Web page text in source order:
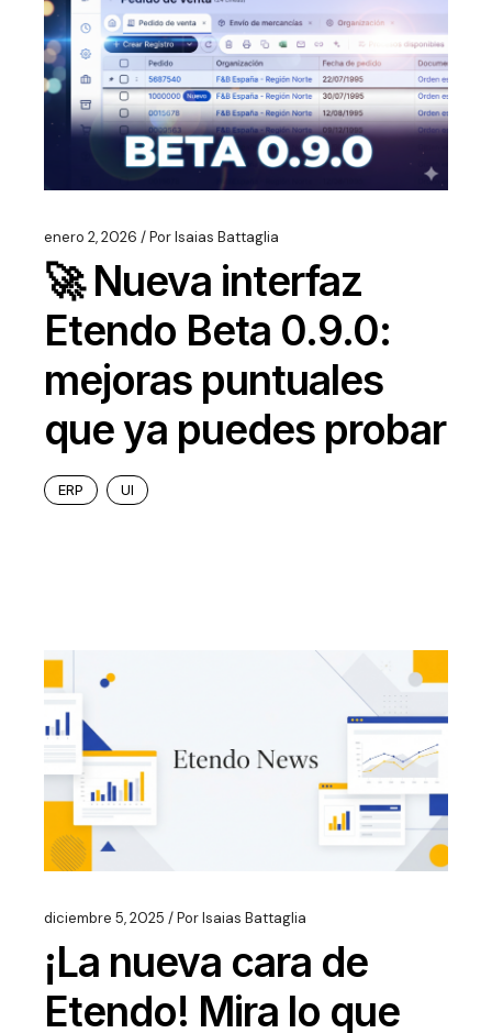
enero 2, 2026 PorIsaias Battaglia
🚀 Nueva interfaz
Etendo Beta 0.9.0:
mejoras puntuales
que ya puedes probar
ERP UI
diciembre 5, 2025 PorIsaias Battaglia
¡La nueva cara de
Etendo! Mira lo que